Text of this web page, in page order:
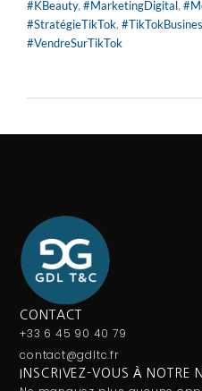
#KBeauty, #MarketingDigital,
#StratégieTikTok,
#VendreSurTikTok
CONTACT
+33 6 45 90 40 79
contact@gdltc.fr
INSCRIVEZ-VOUS À NOTRE